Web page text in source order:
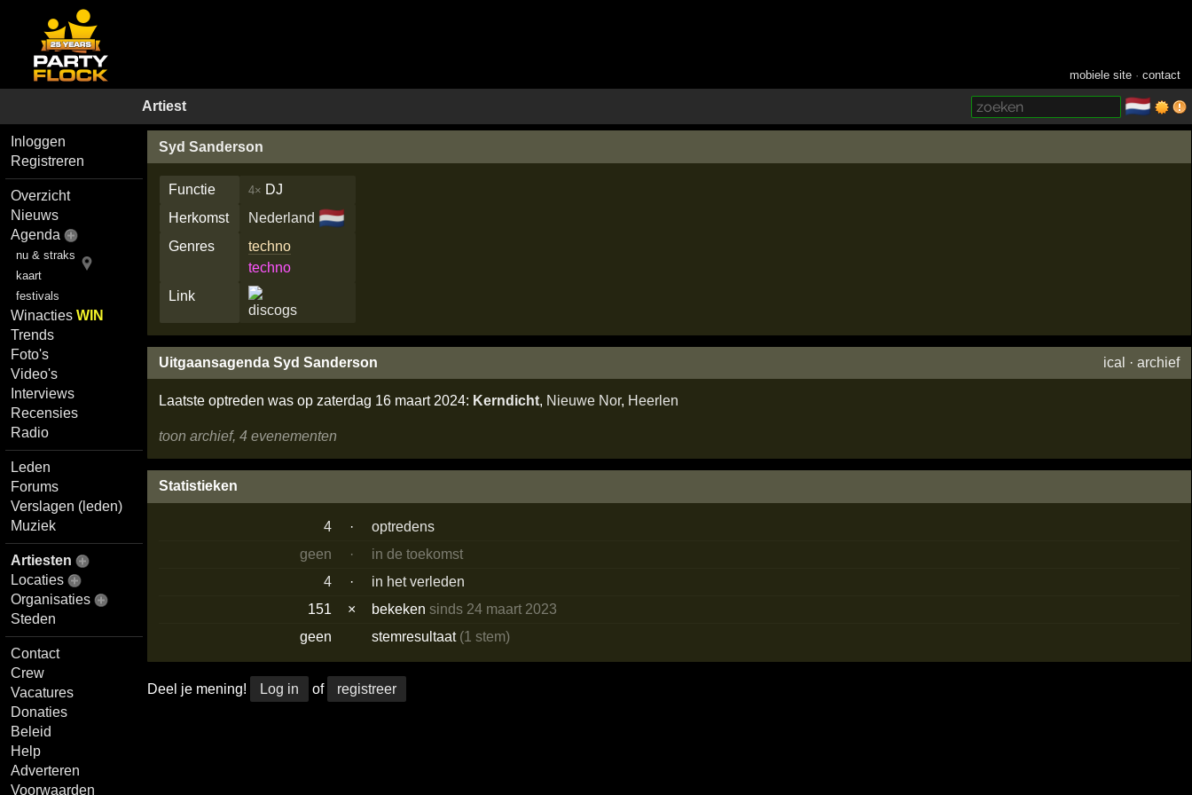
mobiele site ·contact
Artiest 🇳🇱
Inloggen
Registreren
Overzicht
Nieuws
Agenda
nu & straks
kaart
festivals
WinactiesWIN
Trends
Foto's
Video's
Interviews
Recensies
Radio
Leden
Forums
Verslagen (leden)
Muziek
Artiesten
Locaties
Organisaties
Steden
Contact
Crew
Vacatures
Donaties
Beleid
Help
Adverteren
Voorwaarden
Syd Sanderson
Functie 4× DJ
Herkomst
Nederland 🇳🇱
Genres
techno
techno
Link
Uitgaansagenda Syd Sanderson ical ·archief
Laatste optreden was op zaterdag 16 maart 2024: Kerndicht, Nieuwe Nor, Heerlen
toon archief, 4 evenementen
Statistieken
4 ·
optredens
geen
·
in de toekomst
4
·
in het verleden
151
× bekekensinds 24 maart 2023
geen
stemresultaat (1 stem)
Deel je mening! Log in of registreer